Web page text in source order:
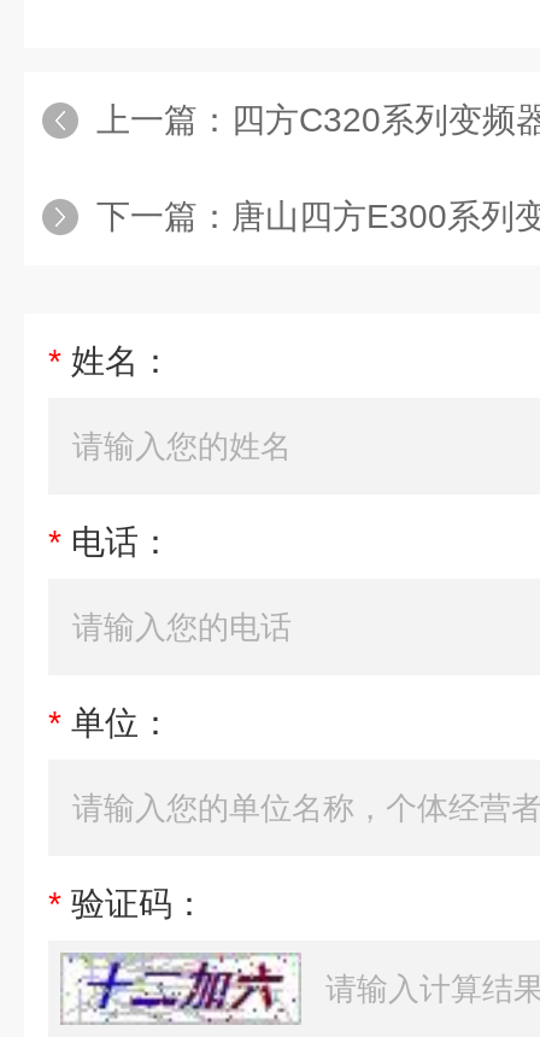
上一篇： 四方C320系列变频
下一篇： 唐山四方E300系列
* 姓名：
* 电话：
* 单位：
* 验证码：